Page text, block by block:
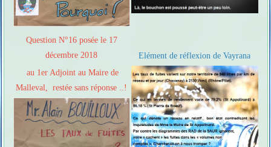
Question N°16 posée le 17
décembre 2018
au 1er Adjoint au Maire de
Malleval, restée sans réponse ..!
Elément de réflexion de Vayrana